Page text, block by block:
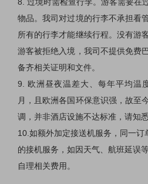
物品。我司对过境的行李不承担看
所有的行李才能继续行程。没有游
游客被拒绝入境，我司不提供免费
备齐相关证明和文件。
9. 欧洲昼夜温差大、每年平均温
月，且欧洲各国环保意识强，故至
调，并非酒店设施不达标准，请知悉
10. 如额外加定接送机服务，同一
的接机服务，如因天气、航班延误
自理相关费用。